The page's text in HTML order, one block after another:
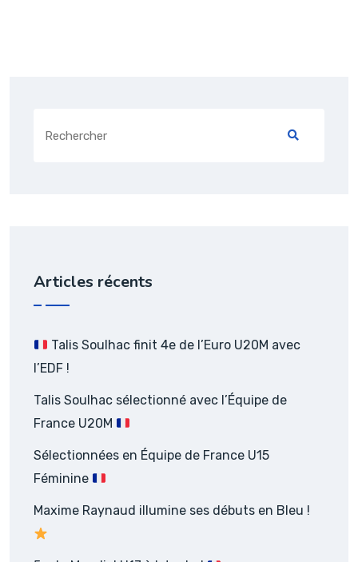
for:
Articles récents
Talis Soulhac finit 4e de l’Euro U20M avec
l’EDF !
Talis Soulhac sélectionné avec l’Équipe de
France U20M
Sélectionnées en Équipe de France U15
Féminine
Maxime Raynaud illumine ses débuts en Bleu !